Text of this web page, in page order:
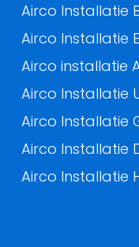
Airco Installatie
Airco Installatie
Airco installatie
Airco Installatie
Airco Installatie
Airco Installatie
Airco Installatie